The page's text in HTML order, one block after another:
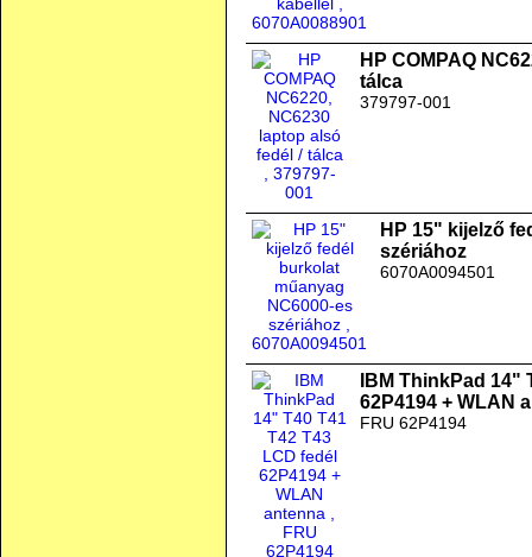
HP COMPAQ
tálca
379797-001
HP 15" kijelző
szériához
6070A0094501
IBM ThinkPad 14"
62P4194 + WLAN
FRU 62P4194